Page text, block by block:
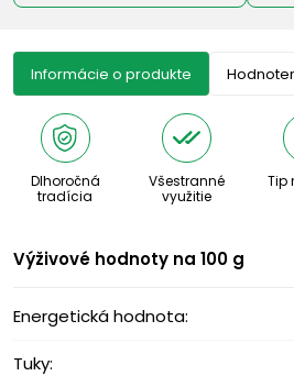
Informácie o produkte
Dlhoročná
tradícia
Všestranné
využitie
Tip
Výživové ​​hodnoty na 100 g
Energetická hodnota:
Tuky: